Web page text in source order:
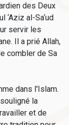
des Deux
‘Aziz al-Sa‘ud
servir les
Il a prié Allah,
combler de Sa
dans l'Islam.
la
et de